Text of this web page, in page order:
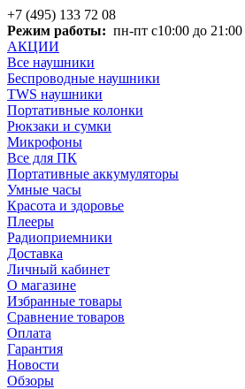
+7 (495) 133 72 08
Режим работы: пн-пт с10:00 до 21:00
АКЦИИ
Все наушники
Беспроводные наушники
TWS наушники
Портативные колонки
Рюкзаки и сумки
Микрофоны
Все для ПК
Портативные аккумуляторы
Умные часы
Красота и здоровье
Плееры
Радиоприемники
Доставка
Личный кабинет
О магазине
Избранные товары
Сравнение товаров
Оплата
Гарантия
Новости
Обзоры